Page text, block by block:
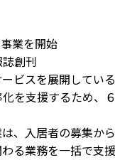
業を開始
創刊
ビスを展開してい
を支援するため、
、入居者の募集か
る業務を一括で支